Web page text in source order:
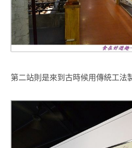
第二站則是來到古時候用傳統工法